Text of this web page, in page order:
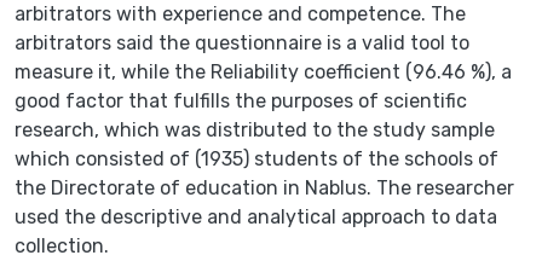
arbitrators with experience and competence. The
arbitrators said the questionnaire is a valid tool to
measure it, while the Reliability coefficient (96.46 %), a
good factor that fulfills the purposes of scientific
research, which was distributed to the study sample
which consisted of (1935) students of the schools of
the Directorate of education in Nablus. The researcher
used the descriptive and analytical approach to data
collection.